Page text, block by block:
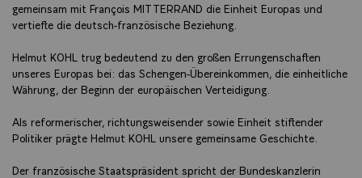
gemeinsam mit François MITTERRAND die Einheit Europas und
vertiefte die deutsch-französische Beziehung.
Helmut KOHL trug bedeutend zu den großen Errungenschaften
unseres Europas bei: das Schengen-Übereinkommen, die einheitliche
Währung, der Beginn der europäischen Verteidigung.
Als reformerischer, richtungsweisender sowie Einheit stiftender
Politiker prägte Helmut KOHL unsere gemeinsame Geschichte.
Der französische Staatspräsident spricht der Bundeskanzlerin